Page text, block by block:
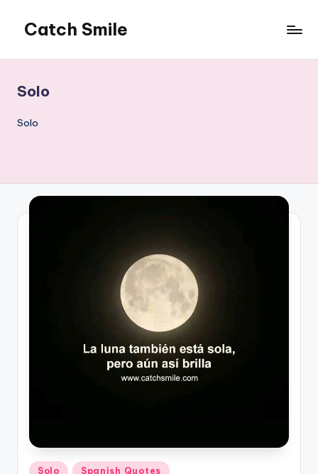
content
Catch Smile
and
Status
for
Solo
Solo
Posted
Solo Spanish Quotes